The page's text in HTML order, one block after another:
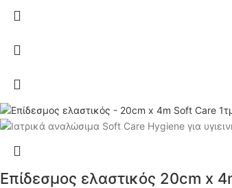
Επίδεσμος ελαστικός 20cm x